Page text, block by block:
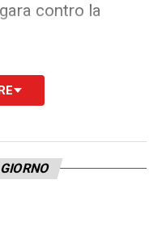
contro la
a due
è il